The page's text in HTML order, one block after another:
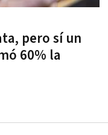
pero sí un
60% la